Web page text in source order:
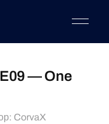
— One
CorvaX